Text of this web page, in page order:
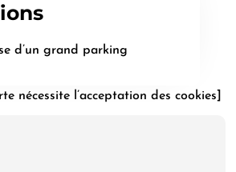
d’un grand parking
nécessite l’acceptation des cookies]